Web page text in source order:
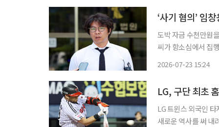
‘사기 혐의’ 임
도박 자금 수천만원
씨가 항소심에서 집행유예로 감형됐다. 광주지
2026-07-23 15:24
LG, 구단 최초
LG 트윈스 외국인
새로운 역사를 써 내려가고 있다. 15일 이재국 해설위원